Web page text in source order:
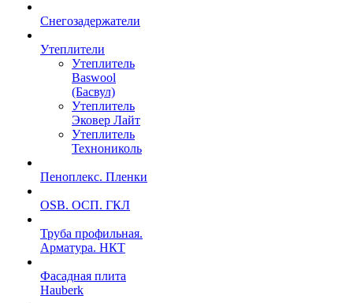
Снегозадержатели
Утеплители
Утеплитель
Baswool
(Басвул)
Утеплитель
Эковер Лайт
Утеплитель
Технониколь
Пеноплекс. Пленки
OSB. ОСП. ГКЛ
Труба профильная.
Арматура. НКТ
Фасадная плита
Hauberk